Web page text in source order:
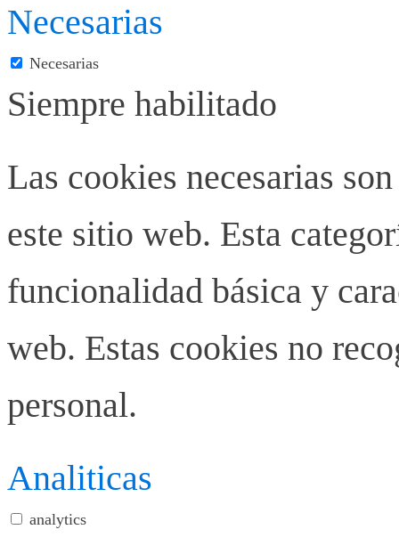
Necesarias
Necesarias
Siempre habilitado
Las cookies necesarias
este sitio web. Esta
funcionalidad básica y
web. Estas cookies no
personal.
Analiticas
analytics